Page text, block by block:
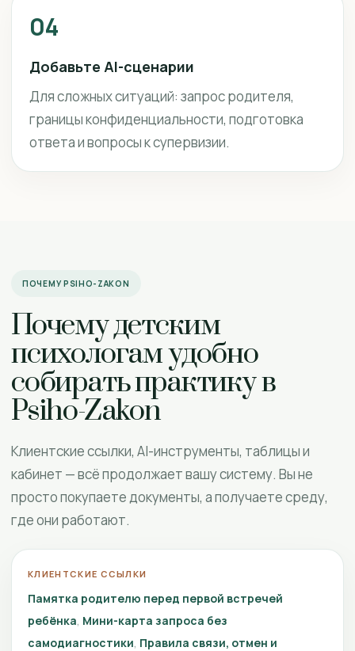
04
Добавьте AI-сценарии
Для сложных ситуаций: запрос родителя,
границы конфиденциальности, подготовка
ответа и вопросы к супервизии.
ПОЧЕМУ PSIHO-ZAKON
Почему детским
психологам удобно
собирать практику в
Psiho-Zakon
Клиентские ссылки, AI-инструменты, таблицы и
кабинет — всё продолжает вашу систему. Вы не
просто покупаете документы, а получаете среду,
где они работают.
КЛИЕНТСКИЕ ССЫЛКИ
Памятка родителю перед первой встречей
ребёнка Мини-карта запроса без
самодиагностики Правила связи, отмен и